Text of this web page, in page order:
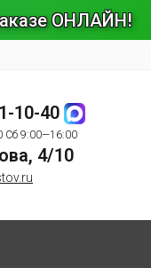
ОНЛАЙН!
10-40
Сб 9:00—16:00
4/10